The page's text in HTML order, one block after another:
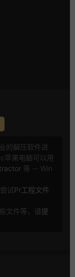
的解压软件进
苹果电脑可以用
等 -- Win
试Pr工程文件
文件等，请提